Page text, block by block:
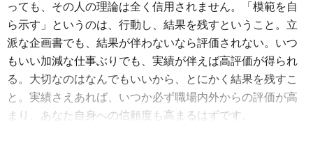
っても、その人の理論は全く信用されません。「模範を自
ら示す」というのは、行動し、結果を残すということ。立
派な企画書でも、結果が伴わないなら評価されない。いつ
もいい加減な仕事ぶりでも、実績が伴えば高評価が得られ
る。大切なのはなんでもいいから、とにかく結果を残すこ
と。実績さえあれば、いつか必ず職場内外からの評価が高
まり、あなた自身への信頼度も高まるはずです。